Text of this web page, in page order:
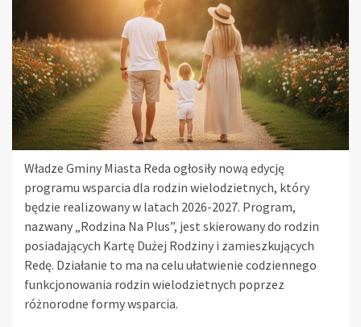
Władze Gminy Miasta Reda ogłosiły nową edycję
programu wsparcia dla rodzin wielodzietnych, który
będzie realizowany w latach 2026-2027. Program,
nazwany „Rodzina Na Plus”, jest skierowany do rodzin
posiadających Kartę Dużej Rodziny i zamieszkujących
Redę. Działanie to ma na celu ułatwienie codziennego
funkcjonowania rodzin wielodzietnych poprzez
różnorodne formy wsparcia.